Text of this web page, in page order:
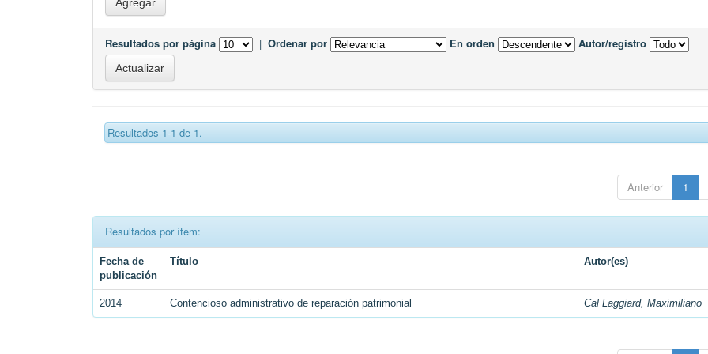
Resultados por página | Ordenar por En orden Autor/registro
Resultados 1-1 de 1.
Anterior 1
Resultados por ítem:
Fecha de
publicación
Título Autor(es)
2014 Contencioso administrativo de reparación patrimonial Cal Laggiard, Maximiliano